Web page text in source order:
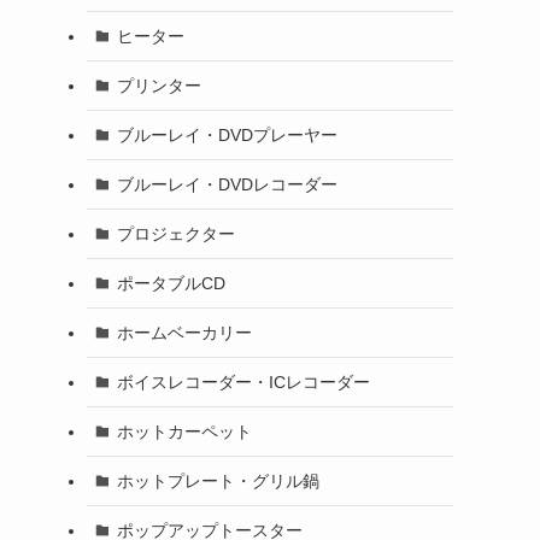
ヒーター
プリンター
ブルーレイ・DVDプレーヤー
ブルーレイ・DVDレコーダー
プロジェクター
ポータブルCD
ホームベーカリー
ボイスレコーダー・ICレコーダー
ホットカーペット
ホットプレート・グリル鍋
ポップアップトースター